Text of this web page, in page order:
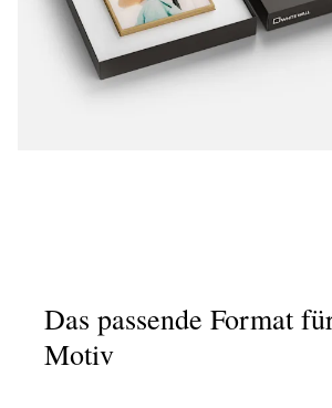
Das passende Format
Motiv